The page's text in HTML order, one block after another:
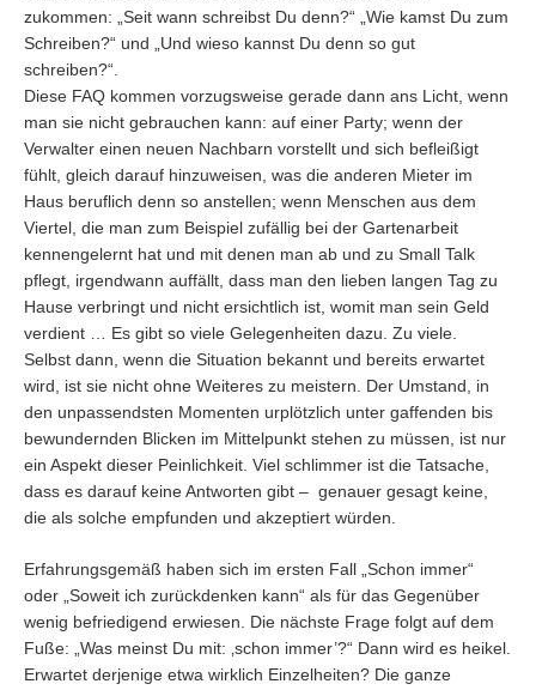
zukommen: „Seit wann schreibst Du denn?“ „Wie kamst Du zum
Schreiben?“ und „Und wieso kannst Du denn so gut
schreiben?“.
Diese FAQ kommen vorzugsweise gerade dann ans Licht, wenn
man sie nicht gebrauchen kann: auf einer Party; wenn der
Verwalter einen neuen Nachbarn vorstellt und sich befleißigt
fühlt, gleich darauf hinzuweisen, was die anderen Mieter im
Haus beruflich denn so anstellen; wenn Menschen aus dem
Viertel, die man zum Beispiel zufällig bei der Gartenarbeit
kennengelernt hat und mit denen man ab und zu Small Talk
pflegt, irgendwann auffällt, dass man den lieben langen Tag zu
Hause verbringt und nicht ersichtlich ist, womit man sein Geld
verdient … Es gibt so viele Gelegenheiten dazu. Zu viele.
Selbst dann, wenn die Situation bekannt und bereits erwartet
wird, ist sie nicht ohne Weiteres zu meistern. Der Umstand, in
den unpassendsten Momenten urplötzlich unter gaffenden bis
bewundernden Blicken im Mittelpunkt stehen zu müssen, ist nur
ein Aspekt dieser Peinlichkeit. Viel schlimmer ist die Tatsache,
dass es darauf keine Antworten gibt – genauer gesagt keine,
die als solche empfunden und akzeptiert würden.
Erfahrungsgemäß haben sich im ersten Fall „Schon immer“
oder „Soweit ich zurückdenken kann“ als für das Gegenüber
wenig befriedigend erwiesen. Die nächste Frage folgt auf dem
Fuße: „Was meinst Du mit: ‚schon immer’?“ Dann wird es heikel.
Erwartet derjenige etwa wirklich Einzelheiten? Die ganze